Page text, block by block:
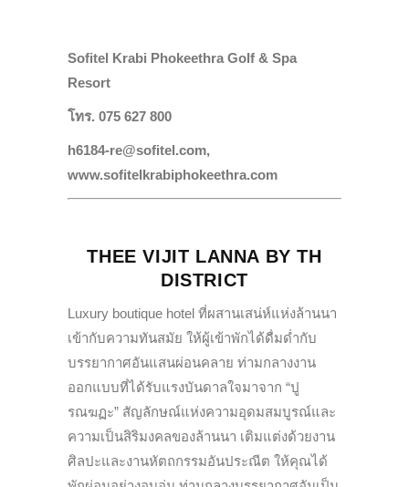
Sofitel Krabi Phokeethra Golf & Spa
Resort
โทร. 075 627 800
h6184-re@sofitel.com,
www.sofitelkrabiphokeethra.com
THEE VIJIT LANNA BY TH
DISTRICT
Luxury boutique hotel ที่ผสานเสน่ห์แห่งล้านนา
เข้ากับความทันสมัย ให้ผู้เข้าพักได้ดื่มด่ำกับ
บรรยากาศอันแสนผ่อนคลาย ท่ามกลางงาน
ออกแบบที่ได้รับแรงบันดาลใจมาจาก “ปู
รณฆฏะ” สัญลักษณ์แห่งความอุดมสมบูรณ์และ
ความเป็นสิริมงคลของล้านนา เติมแต่งด้วยงาน
ศิลปะและงานหัตถกรรมอันประณีต ให้คุณได้